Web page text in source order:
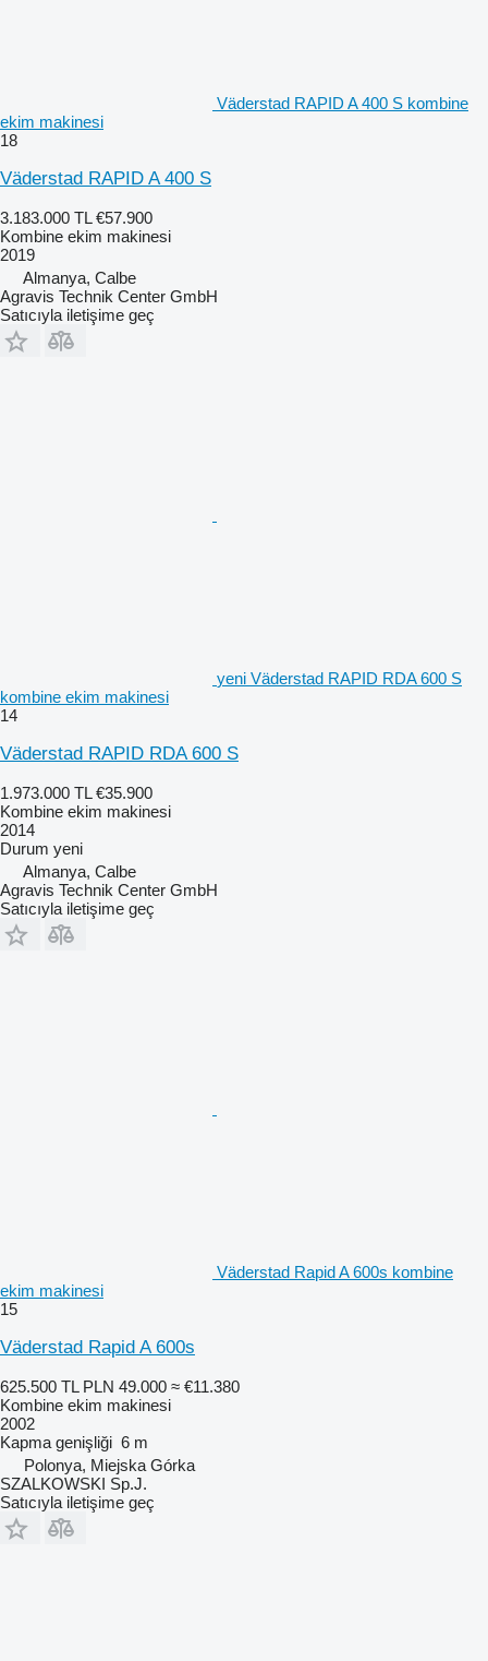
Väderstad RAPID A 400 S kombine
ekim makinesi
18
Väderstad RAPID A 400 S
3.183.000 TL €57.900
Kombine ekim makinesi
2019
Almanya, Calbe
Agravis Technik Center GmbH
Satıcıyla iletişime geç
yeni Väderstad RAPID RDA 600 S
kombine ekim makinesi
14
Väderstad RAPID RDA 600 S
1.973.000 TL €35.900
Kombine ekim makinesi
2014
Durum yeni
Almanya, Calbe
Agravis Technik Center GmbH
Satıcıyla iletişime geç
Väderstad Rapid A 600s kombine
ekim makinesi
15
Väderstad Rapid A 600s
625.500 TL PLN 49.000 ≈ €11.380
Kombine ekim makinesi
2002
Kapma genişliği 6 m
Polonya, Miejska Górka
SZALKOWSKI Sp.J.
Satıcıyla iletişime geç